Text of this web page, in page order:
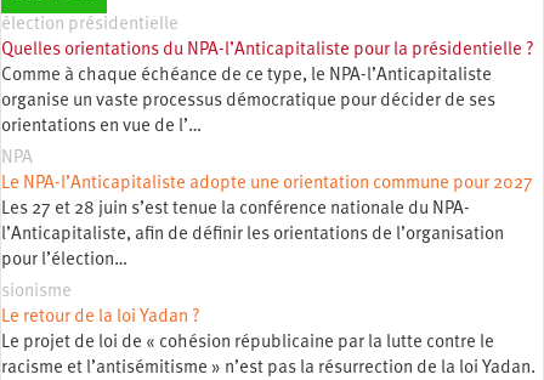
élection présidentielle
Quelles orientations du NPA-l’Anticapitaliste pour la présidentielle ?
Comme à chaque échéance de ce type, le NPA-l’Anticapitaliste
organise un vaste processus démocratique pour décider de ses
orientations en vue de l’…
NPA
Le NPA-l’Anticapitaliste adopte une orientation commune pour 2027
Les 27 et 28 juin s’est tenue la conférence nationale du NPA-
l’Anticapitaliste, afin de définir les orientations de l’organisation
pour l’élection…
sionisme
Le retour de la loi Yadan ?
Le projet de loi de « cohésion républicaine par la lutte contre le
racisme et l’antisémitisme » n’est pas la résurrection de la loi Yadan.